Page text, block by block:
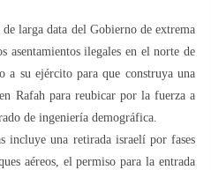
larga data del Gobierno de extrema
asentamientos ilegales en el norte de
a su ejército para que construya una
Rafah para reubicar por la fuerza a
de ingeniería demográfica.
incluye una retirada israelí por fases
aéreos, el permiso para la entrada